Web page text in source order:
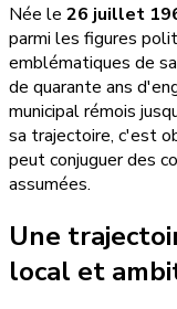
Née le 26 juillet
parmi les figures
emblématiques de
de quarante ans
municipal rémois
sa trajectoire, c'est
peut conjuguer des
assumées.
Une
local et